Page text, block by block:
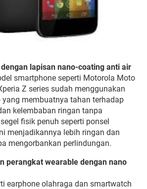
dengan lapisan nano-coating anti air
smartphone seperti Motorola Moto
Z series sudah menggunakan
yang membuatnya tahan terhadap
kelembaban ringan tanpa
segel fisik penuh seperti ponsel
menjadikannya lebih ringan dan
mengorbankan perlindungan.
perangkat wearable dengan nano
earphone olahraga dan smartwatch